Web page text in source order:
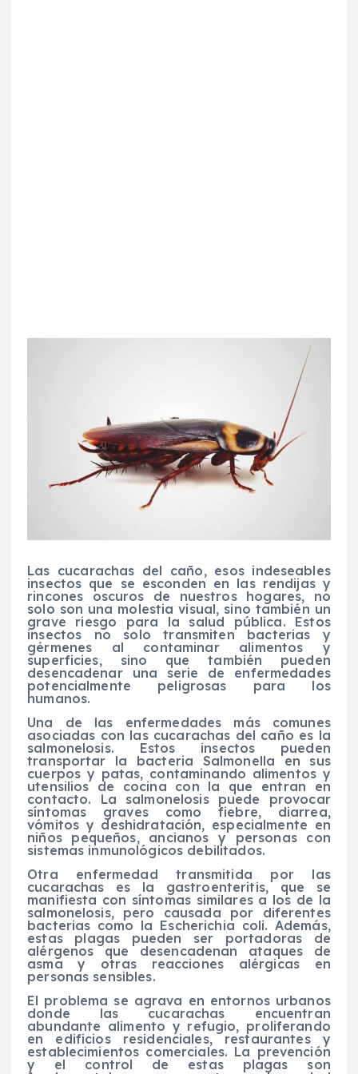
Las cucarachas del caño, esos indeseables
insectos que se esconden en las rendijas y
rincones oscuros de nuestros hogares, no
solo son una molestia visual, sino también un
grave riesgo para la salud pública. Estos
insectos no solo transmiten bacterias y
gérmenes al contaminar alimentos y
superficies, sino que también pueden
desencadenar una serie de enfermedades
potencialmente peligrosas para los
humanos.
Una de las enfermedades más comunes
asociadas con las cucarachas del caño es la
salmonelosis. Estos insectos pueden
transportar la bacteria Salmonella en sus
cuerpos y patas, contaminando alimentos y
utensilios de cocina con la que entran en
contacto. La salmonelosis puede provocar
síntomas graves como fiebre, diarrea,
vómitos y deshidratación, especialmente en
niños pequeños, ancianos y personas con
sistemas inmunológicos debilitados.
Otra enfermedad transmitida por las
cucarachas es la gastroenteritis, que se
manifiesta con síntomas similares a los de la
salmonelosis, pero causada por diferentes
bacterias como la Escherichia coli. Además,
estas plagas pueden ser portadoras de
alérgenos que desencadenan ataques de
asma y otras reacciones alérgicas en
personas sensibles.
El problema se agrava en entornos urbanos
donde las cucarachas encuentran
abundante alimento y refugio, proliferando
en edificios residenciales, restaurantes y
establecimientos comerciales. La prevención
y el control de estas plagas son